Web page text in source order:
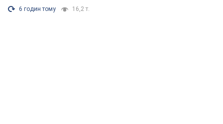
6 годин тому 16,2 т.